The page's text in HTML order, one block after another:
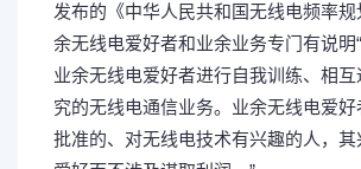
发布的《中华人民共和国无线电频率
余无线电爱好者和业余业务专门有说明
业余无线电爱好者进行自我训练、相
究的无线电通信业务。业余无线电爱
批准的、对无线电技术有兴趣的人，其